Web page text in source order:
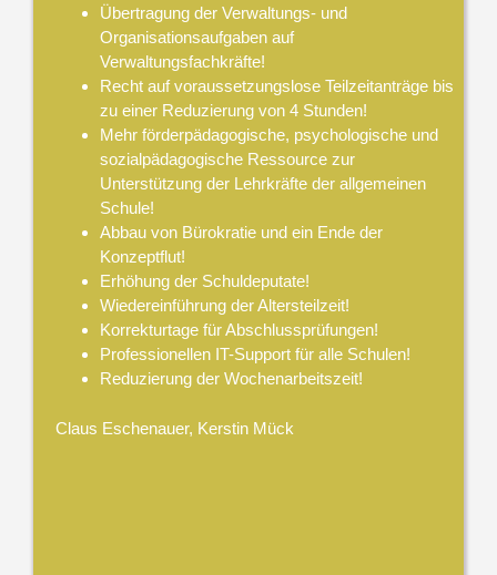
Übertragung der Verwaltungs- und
Organisationsaufgaben auf
Verwaltungsfachkräfte!
Recht auf voraussetzungslose Teilzeitanträge bis
zu einer Reduzierung von 4 Stunden!
Mehr förderpädagogische, psychologische und
sozialpädagogische Ressource zur
Unterstützung der Lehrkräfte der allgemeinen
Schule!
Abbau von Bürokratie und ein Ende der
Konzeptflut!
Erhöhung der Schuldeputate!
Wiedereinführung der Altersteilzeit!
Korrekturtage für Abschlussprüfungen!
Professionellen IT-Support für alle Schulen!
Reduzierung der Wochenarbeitszeit!
Claus Eschenauer, Kerstin Mück